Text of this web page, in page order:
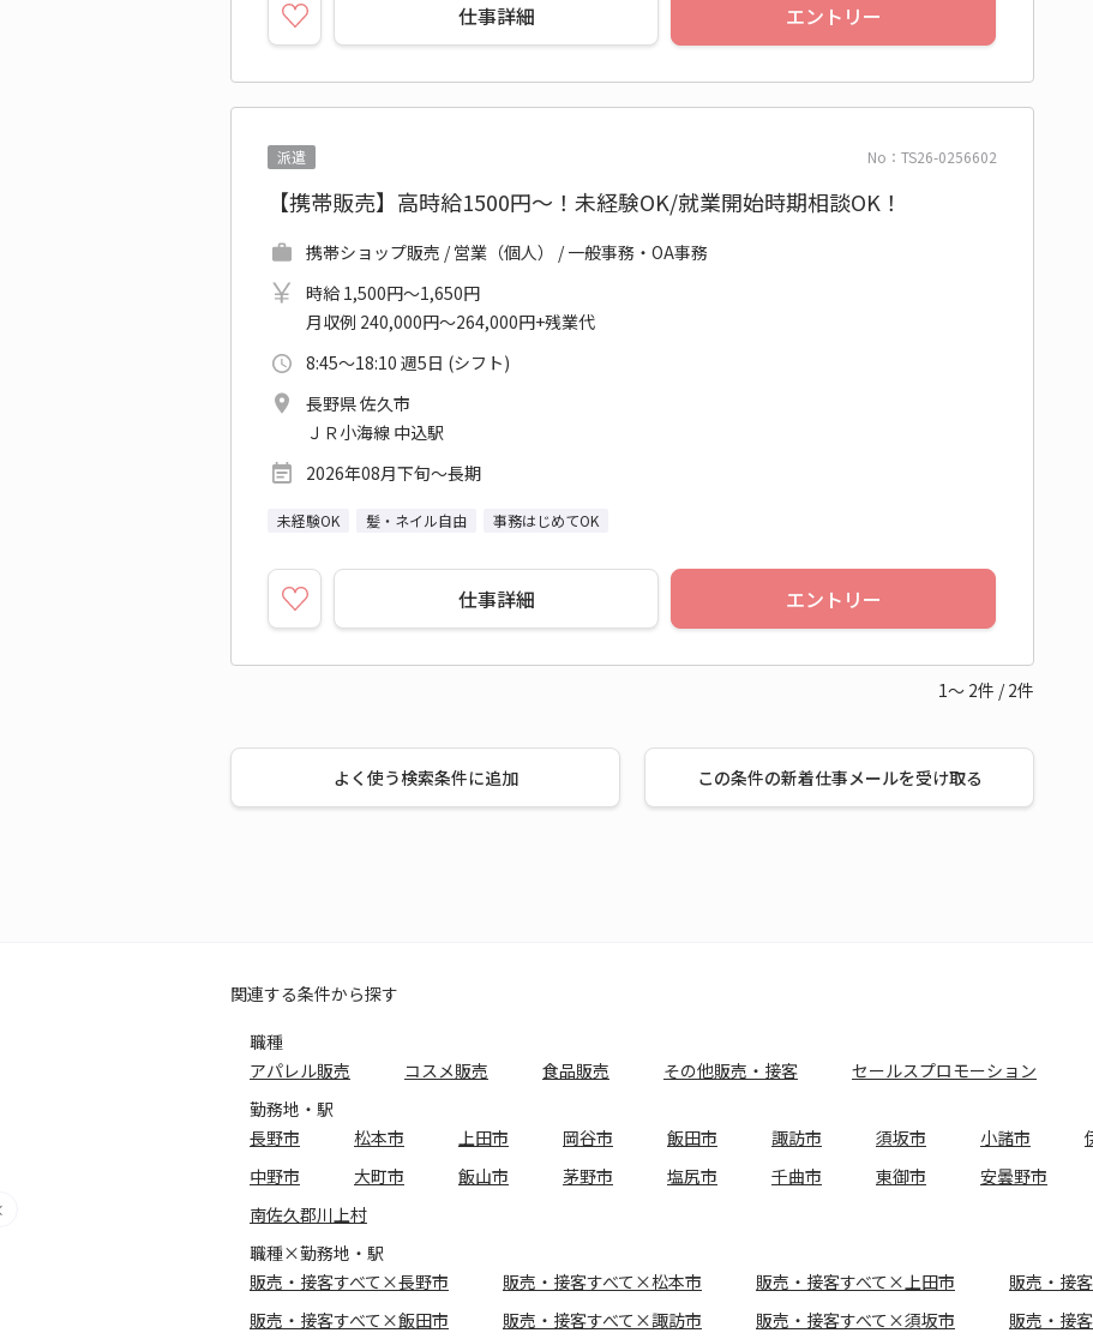
仕事詳細 エントリー
No：TS26-0256602
派遣
【携帯販売】高時給1500円～！未経験OK/就業開始時期相談OK！
携帯ショップ販売 / 営業（個人） / 一般事務・OA事務
時給 1,500円～1,650円
月収例 240,000円～264,000円+残業代
8:45～18:10 週5日 (シフト)
長野県 佐久市
ＪＲ小海線 中込駅
2026年08月下旬～長期
未経験OK 髪・ネイル自由 事務はじめてOK
仕事詳細 エントリー
1～ 2件 / 2件
よく使う検索条件に追加 この条件の新着仕事メールを受け取る
関連する条件から探す
職種
アパレル販売
コスメ販売 食品販売 その他販売・接客
セールスプロモーション
勤務地・駅
長野市
松本市 上田市 岡谷市 飯田市 諏訪市 須坂市 小諸市
中野市
大町市 飯山市 茅野市 塩尻市 千曲市 東御市 安曇野市
南佐久郡川上村
職種×勤務地・駅
販売・接客すべて×長野市
販売・接客すべて×松本市 販売・接客すべて×上田市
販売・接
販売・接客すべて×飯田市
販売・接客すべて×諏訪市 販売・接客すべて×須坂市
販売・接